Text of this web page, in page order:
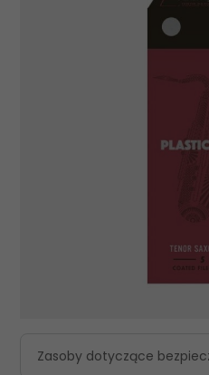
Zasoby dotyczące